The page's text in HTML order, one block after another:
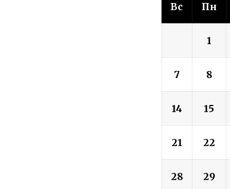
Вс Пн
1
7 8
14 15
21 22
28 29